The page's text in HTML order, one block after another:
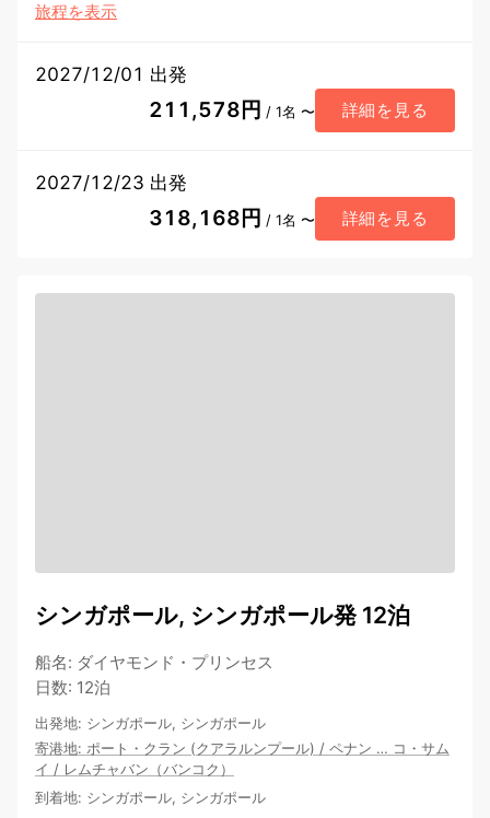
旅程を表示
2027/12/01 出発
211,578円 / 1名 〜 詳細を見る
2027/12/23 出発
318,168円 / 1名 〜 詳細を見る
シンガポール, シンガポール発 12泊
船名: ダイヤモンド・プリンセス
日数: 12泊
出発地: シンガポール, シンガポール
寄港地: ポート・クラン (クアラルンプール) / ペナン … コ・サム
イ / レムチャバン（バンコク）
到着地: シンガポール, シンガポール